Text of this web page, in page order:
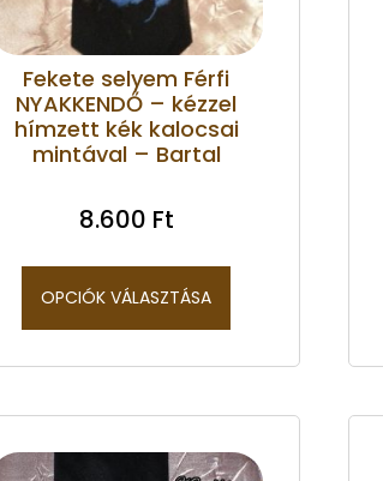
Fekete selyem Férfi
NYAKKENDŐ – kézzel
hímzett kék kalocsai
mintával – Bartal
8.600 Ft
OPCIÓK VÁLASZTÁSA